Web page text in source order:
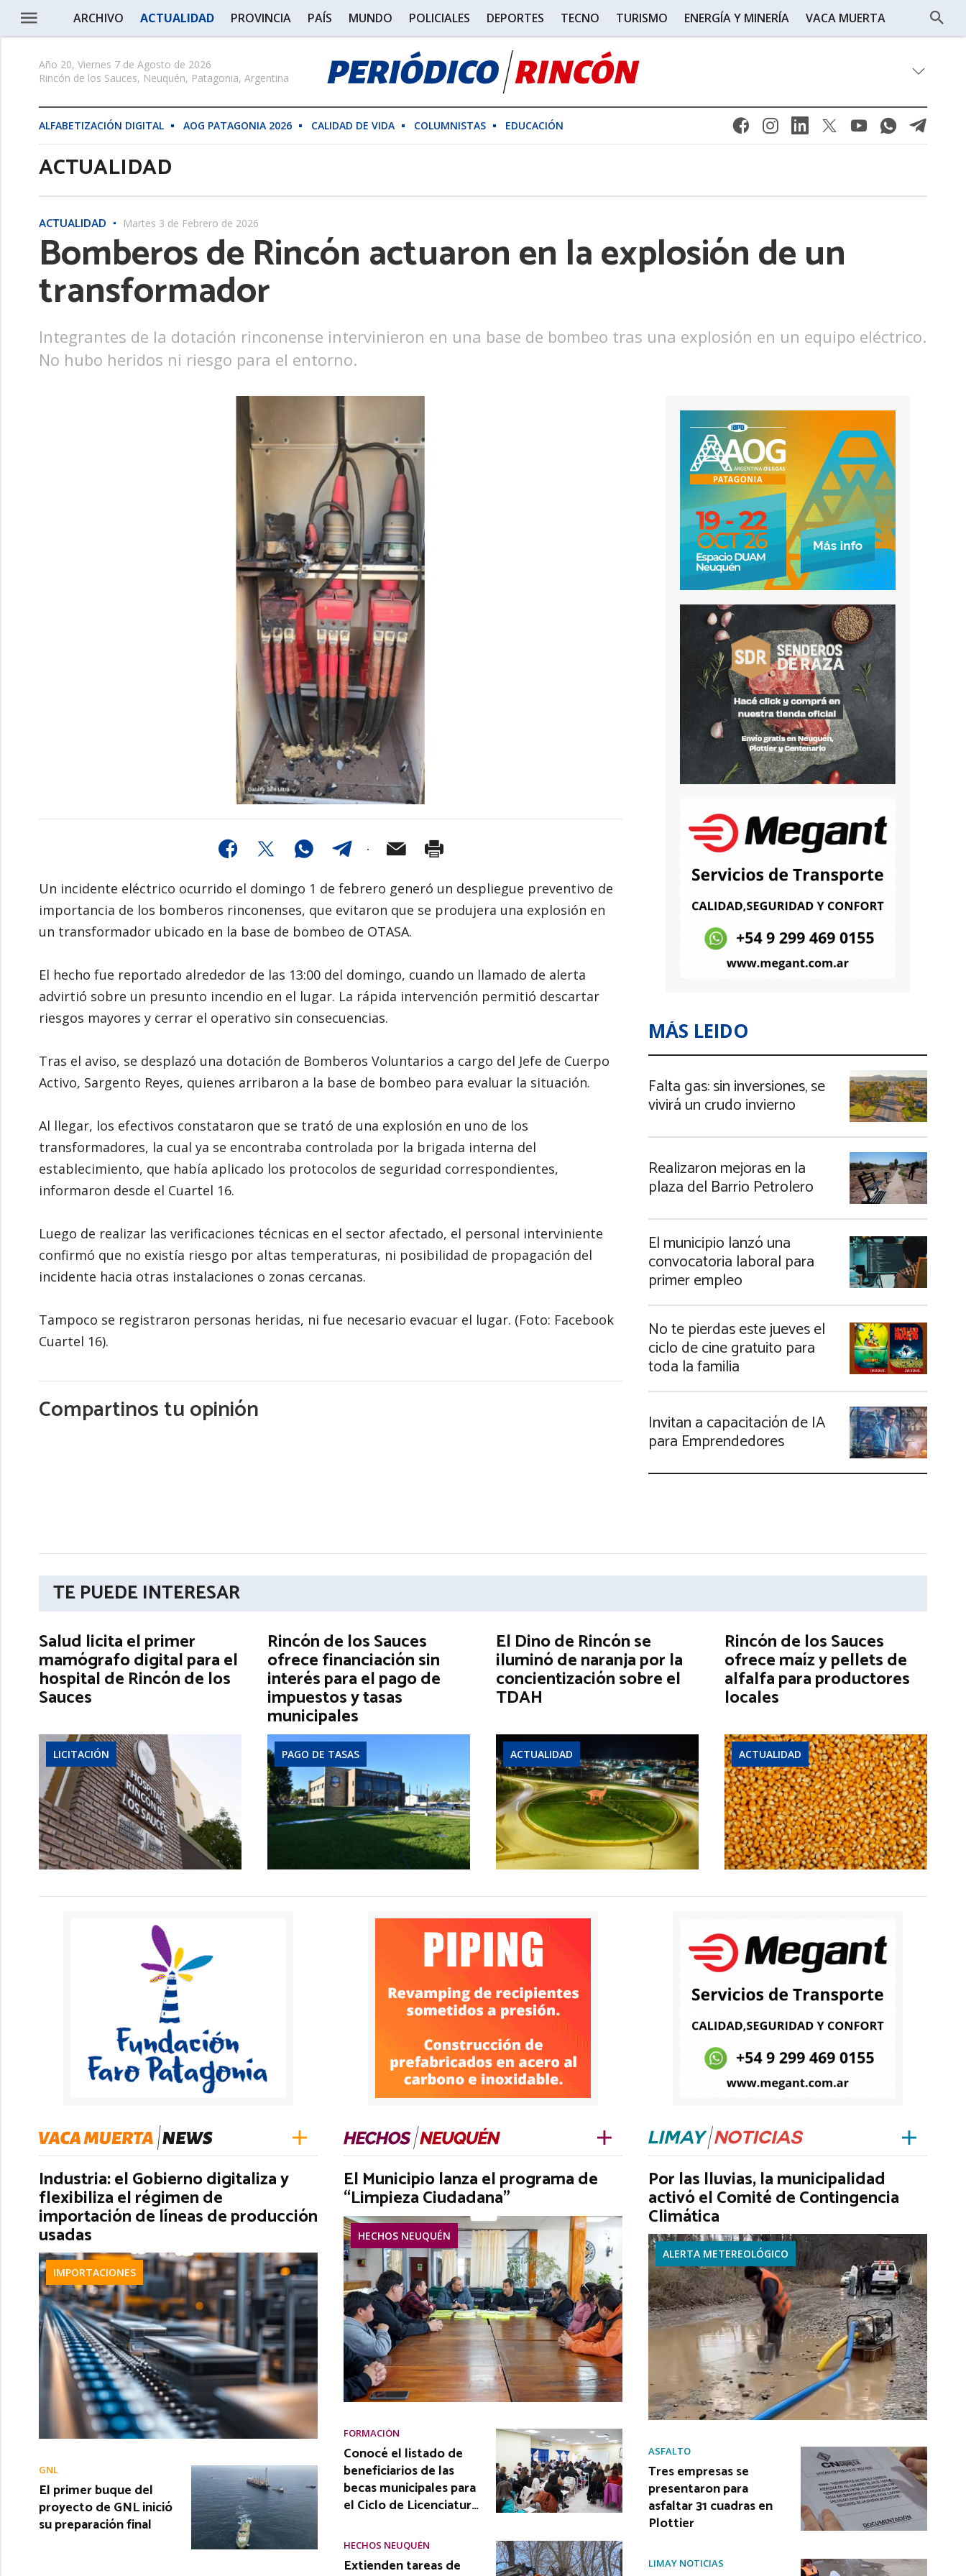
ARCHIVO ACTUALIDAD PROVINCIA PAÍS MUNDO POLICIALES DEPORTES TECNO TURISMO ENERGÍA Y MINERÍA VACA MUERTA
Año 20, Viernes 7 de Agosto de 2026
Rincón de los Sauces, Neuquén, Patagonia, Argentina
ALFABETIZACIÓN DIGITAL AOG PATAGONIA 2026 CALIDAD DE VIDA COLUMNISTAS EDUCACIÓN
ACTUALIDAD
ACTUALIDAD Martes 3 de Febrero de 2026
Bomberos de Rincón actuaron en la explosión de un
transformador
Integrantes de la dotación rinconense intervinieron en una base de bombeo tras una explosión en un equipo eléctrico.
No hubo heridos ni riesgo para el entorno.
Un incidente eléctrico ocurrido el domingo 1 de febrero generó un despliegue preventivo de
importancia de los bomberos rinconenses, que evitaron que se produjera una explosión en
un transformador ubicado en la base de bombeo de OTASA.
El hecho fue reportado alrededor de las 13:00 del domingo, cuando un llamado de alerta
advirtió sobre un presunto incendio en el lugar. La rápida intervención permitió descartar
riesgos mayores y cerrar el operativo sin consecuencias.
Tras el aviso, se desplazó una dotación de Bomberos Voluntarios a cargo del Jefe de Cuerpo
Activo, Sargento Reyes, quienes arribaron a la base de bombeo para evaluar la situación.
Al llegar, los efectivos constataron que se trató de una explosión en uno de los
transformadores, la cual ya se encontraba controlada por la brigada interna del
establecimiento, que había aplicado los protocolos de seguridad correspondientes,
informaron desde el Cuartel 16.
Luego de realizar las verificaciones técnicas en el sector afectado, el personal interviniente
confirmó que no existía riesgo por altas temperaturas, ni posibilidad de propagación del
incidente hacia otras instalaciones o zonas cercanas.
Tampoco se registraron personas heridas, ni fue necesario evacuar el lugar. (Foto: Facebook
Cuartel 16).
Compartinos tu opinión
MÁS LEIDO
Falta gas: sin inversiones, se
vivirá un crudo invierno
Realizaron mejoras en la
plaza del Barrio Petrolero
El municipio lanzó una
convocatoria laboral para
primer empleo
No te pierdas este jueves el
ciclo de cine gratuito para
toda la familia
Invitan a capacitación de IA
para Emprendedores
TE PUEDE INTERESAR
Salud licita el primer
mamógrafo digital para el
hospital de Rincón de los
Sauces
LICITACIÓN
Rincón de los Sauces
ofrece financiación sin
interés para el pago de
impuestos y tasas
municipales
PAGO DE TASAS
El Dino de Rincón se
iluminó de naranja por la
concientización sobre el
TDAH
ACTUALIDAD
Rincón de los Sauces
ofrece maíz y pellets de
alfalfa para productores
locales
ACTUALIDAD
Industria: el Gobierno digitaliza y
flexibiliza el régimen de
importación de líneas de producción
usadas
IMPORTACIONES
GNL
El primer buque del
proyecto de GNL inició
su preparación final
El Municipio lanza el programa de
“Limpieza Ciudadana”
HECHOS NEUQUÉN
FORMACIÓN
Conocé el listado de
beneficiarios de las
becas municipales para
el Ciclo de Licenciatur…
HECHOS NEUQUÉN
Extienden tareas de
Por las lluvias, la municipalidad
activó el Comité de Contingencia
Climática
ALERTA METEREOLÓGICO
ASFALTO
Tres empresas se
presentaron para
asfaltar 31 cuadras en
Plottier
LIMAY NOTICIAS